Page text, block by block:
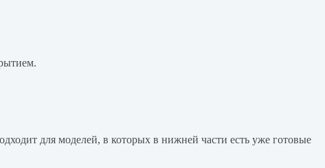
для моделей, в которых в нижней части есть уже готовые